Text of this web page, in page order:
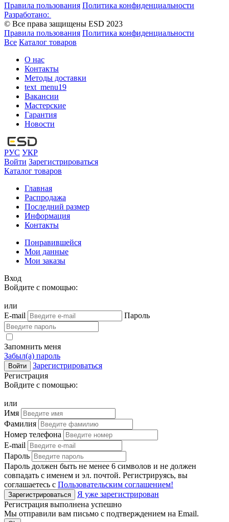
Правила пользования Политика конфиденциальности
Разработано:
© Все права защищены ESD 2023
Правила пользования Политика конфиденциальности
Все Каталог товаров
О нас
Контакты
Методы доставки
text_menu19
Вакансии
Мастерские
Гарантия
Новости
РУС УКР
Войти Зарегистрироваться
Каталог товаров
Главная
Распродажа
Последний размер
Информация
Контакты
Понравившейся
Мои данные
Мои заказы
Вход
Войдите с помощью:
или
E-mail
Пароль
Запомнить меня
Забыл(а) пароль
Войти
Зарегистрироваться
Регистрация
Войдите с помощью:
или
Имя
Фамилия
Номер телефона
E-mail
Пароль
Пароль должен быть не менее 6 символов и не должен
совпадать с именем и эл. почтой. Регистрируясь, вы
соглашаетесь с Пользовательским соглашением!
Зарегистрироваться
Я уже зарегистрирован
Регистрация выполнена успешно
Мы отправили вам письмо с подтверждением на Email.